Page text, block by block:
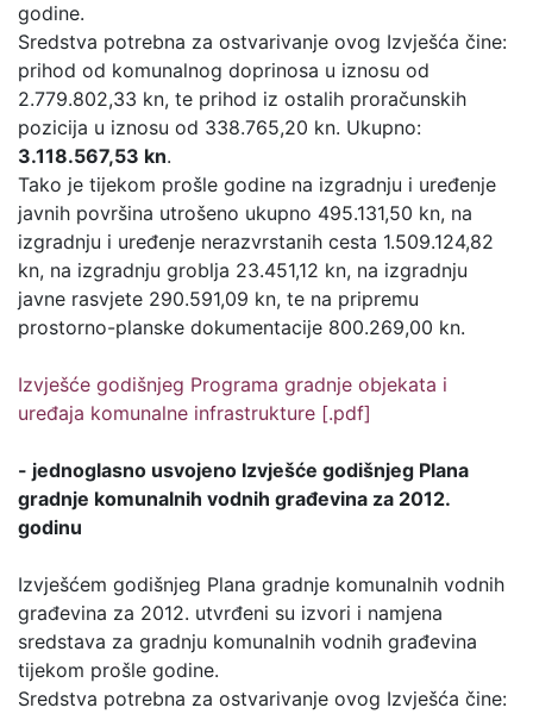
godine.
Sredstva potrebna za ostvarivanje ovog Izvješća čine:
prihod od komunalnog doprinosa u iznosu od
2.779.802,33 kn, te prihod iz ostalih proračunskih
pozicija u iznosu od 338.765,20 kn. Ukupno:
3.118.567,53 kn.
Tako je tijekom prošle godine na izgradnju i uređenje
javnih površina utrošeno ukupno 495.131,50 kn, na
izgradnju i uređenje nerazvrstanih cesta 1.509.124,82
kn, na izgradnju groblja 23.451,12 kn, na izgradnju
javne rasvjete 290.591,09 kn, te na pripremu
prostorno-planske dokumentacije 800.269,00 kn.
Izvješće godišnjeg Programa gradnje objekata i
uređaja komunalne infrastrukture [.pdf]
- jednoglasno usvojeno Izvješće godišnjeg Plana
gradnje komunalnih vodnih građevina za 2012.
godinu
Izvješćem godišnjeg Plana gradnje komunalnih vodnih
građevina za 2012. utvrđeni su izvori i namjena
sredstava za gradnju komunalnih vodnih građevina
tijekom prošle godine.
Sredstva potrebna za ostvarivanje ovog Izvješća čine: